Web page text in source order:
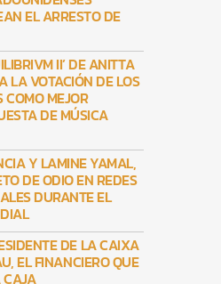
EL ARRESTO DE
II’ DE ANITTA
LA VOTACIÓN DE LOS
COMO MEJOR
DE MÚSICA
Y LAMINE YAMAL,
DE ODIO EN REDES
DURANTE EL
DE LA CAIXA
EL FINANCIERO QUE
CAJA